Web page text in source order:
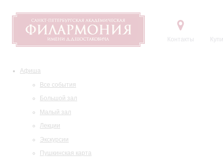
Контакты
Афиша
Все события
Большой зал
Малый зал
Лекции
Экскурсии
Пушкинская карта